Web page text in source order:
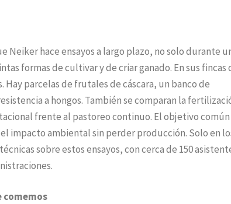
Neiker hace ensayos a largo plazo, no solo durante
formas de cultivar y de criar ganado. En sus fincas
parcelas de frutales de cáscara, un banco de
a hongos. También se comparan la
frente al pastoreo continuo. El objetivo común
impacto ambiental sin perder producción. Solo en
sobre estos ensayos, con cerca de 150
comemos